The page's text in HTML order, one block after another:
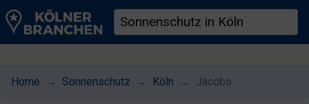
Home Sonnenschutz Köln Jacobs